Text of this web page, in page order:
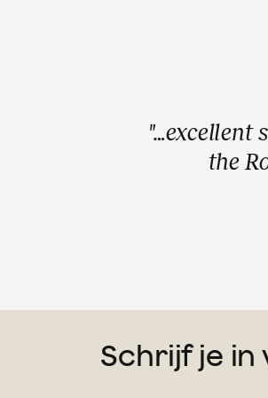
…excellent
the
Schrijf je